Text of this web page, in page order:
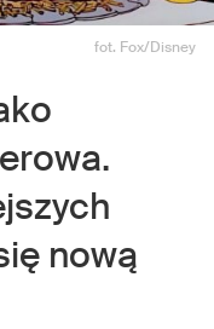
fot. Fox/Disney
nową